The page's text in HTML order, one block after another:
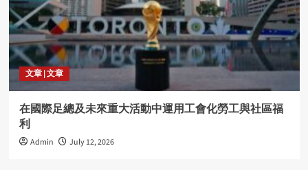
文章 | 文章
在國際足總及未來重大活動中運用工會化勞工與社區福
利
Admin July 12, 2026